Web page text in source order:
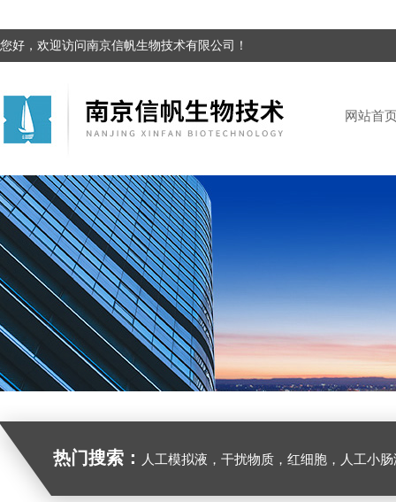
您好，欢迎访问南京信帆生物技术有限公司！
网站首
热门搜索： 人工模拟液，干扰物质，红细胞，人工小